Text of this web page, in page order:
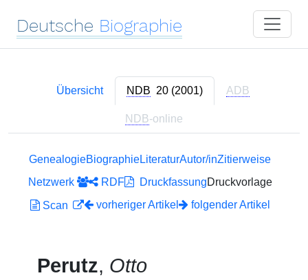
Deutsche Biographie
Übersicht NDB 20 (2001) ADB
NDB-online
GenealogieBiographieLiteraturAutor/inZitierweise
Netzwerk
RDF DruckfassungDruckvorlage
Scan
vorheriger Artikel folgender Artikel
Perutz, Otto